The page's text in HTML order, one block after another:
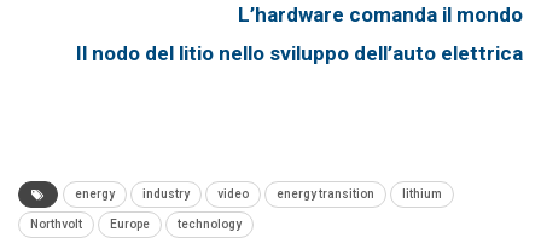
L’hardware comanda il mondo
Il nodo del litio nello sviluppo dell’auto elettrica
energy industry video energy transition lithium
Northvolt Europe technology